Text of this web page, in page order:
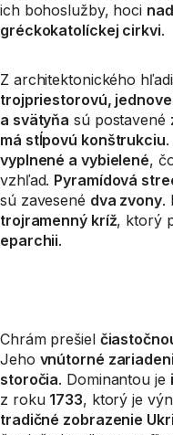
ich bohoslužby, hoci
gréckokatolíckej cirkvi.
Z architektonického
trojpriestorovú,
a svätyňa sú postavené
má stĺpovú konštrukciu
vyplnené a vybielené,
vzhľad. Pyramídová
sú zavesené dva zvony.
trojramenný kríž, ktorý
eparchii.
Chrám prešiel
Jeho vnútorné
storočia. Dominantou je
z roku 1733, ktorý je
tradičné zobrazenie